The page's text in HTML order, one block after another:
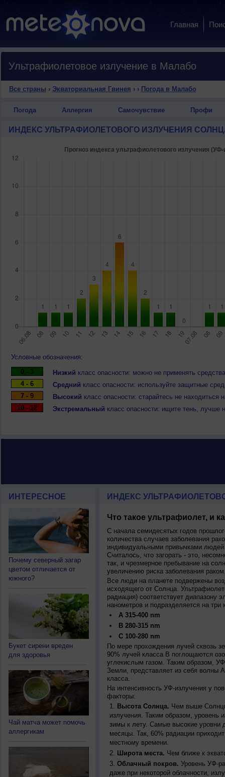
Главная
Ультрафиолетовое излучение в Малабо
Все страны › Экваториальная Гвинея › › Погода в Малабо
Погода Аллергия Самочувствие Профи
ИНДЕКС УЛЬТРАФИОЛЕТОВОГО ИЗЛУЧЕНИЯ
Условные обозначения:
0 - 3
Низкий класс опасности: можно не применять
4 - 6
Средний класс опасности: используйте защитные
7 - 9
Высокий класс опасности: старайтесь не
10 - 12
Экстремальный класс опасности: ищите тень, лучше
ИНТЕРЕСНОЕ
Почему северный загар
цветом отличается от
южного?
Букет сирени вреден
для здоровья
Чай матча может помочь
аллергикам
ИНДЕКС
Что такое ультрафиолет, и
С начала семидесятых годов
количества случаев заболевания
индивидуальными привычками
Считалось, что загорать - это,
так, и чрезмерное пребывание на
увеличению риска заболевания
Все люди на планете подвержены
исходящего от Солнца.
радиация) соответствует диапазону
нанометров и подразделяется на три
A 315-400 nm
B 280-315 nm
C 100-280 nm
По мере прохождения лучей сквозь
90% лучей класса B поглощаются
углекислым газом. Таким образом,
Земли, представляет из себя волны
класса.
На интенсивность УФ-излучения у
факторы:
Высота Солнца. Чем выше
излучения. Таким образом, уровень
зимы к лету. Самые высокие уровни
месяцы. Так, 60% радиации
местному времени.
Широта места. Чем ближе к
Облачный покров. Уровень УФ-
даже при некоторой облачности,